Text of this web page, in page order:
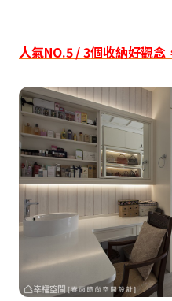
人氣NO.5 / 3個收納好觀念